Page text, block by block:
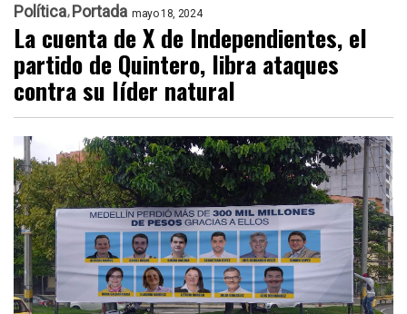
Política Portada mayo 18, 2024
La cuenta de X de Independientes, el
partido de Quintero, libra ataques
contra su líder natural